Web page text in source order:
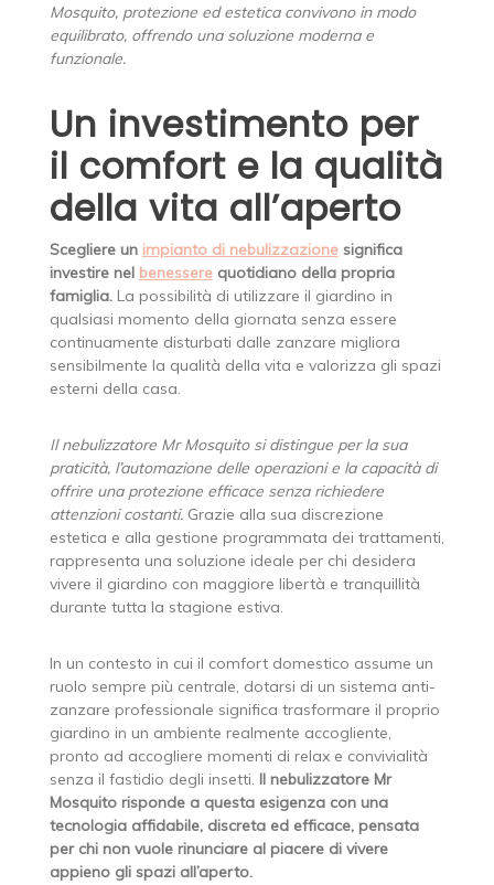
Mosquito, protezione ed estetica convivono in modo
equilibrato, offrendo una soluzione moderna e
funzionale.
Un investimento per
il comfort e la qualità
della vita all’aperto
Scegliere un impianto di nebulizzazionesignifica
investire nel benesserequotidiano della propria
famiglia.La possibilità di utilizzare il giardino in
qualsiasi momento della giornata senza essere
continuamente disturbati dalle zanzare migliora
sensibilmente la qualità della vita e valorizza gli spazi
esterni della casa.
Il nebulizzatore Mr Mosquito si distingue per la sua
praticità, l’automazione delle operazioni e la capacità di
offrire una protezione efficace senza richiedere
attenzioni costanti.Grazie alla sua discrezione
estetica e alla gestione programmata dei trattamenti,
rappresenta una soluzione ideale per chi desidera
vivere il giardino con maggiore libertà e tranquillità
durante tutta la stagione estiva.
In un contesto in cui il comfort domestico assume un
ruolo sempre più centrale, dotarsi di un sistema anti-
zanzare professionale significa trasformare il proprio
giardino in un ambiente realmente accogliente,
pronto ad accogliere momenti di relax e convivialità
senza il fastidio degli insetti. Il nebulizzatore Mr
Mosquito risponde a questa esigenza con una
tecnologia affidabile, discreta ed efficace, pensata
per chi non vuole rinunciare al piacere di vivere
appieno gli spazi all’aperto.